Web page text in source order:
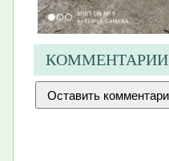
КОММЕНТАРИИ